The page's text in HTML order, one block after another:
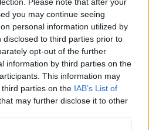
you may continue seeing
personal information utilized by
to third parties prior to
opt-out of the further
information by third parties on the
This information may
parties on the IAB’s List of
may further disclose it to other